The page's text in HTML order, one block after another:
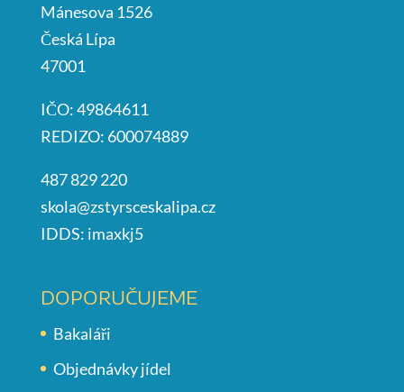
Mánesova 1526
Česká Lípa
47001
IČO: 49864611
REDIZO: 600074889
487 829 220
skola@zstyrsceskalipa.cz
IDDS: imaxkj5
DOPORUČUJEME
Bakaláři
Objednávky jídel